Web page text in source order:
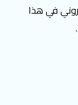
في هذا